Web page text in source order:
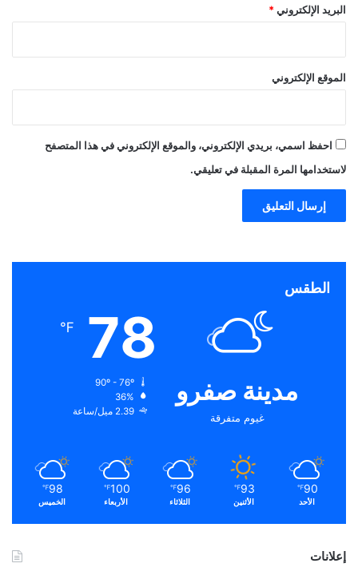
البريد الإلكتروني *
الموقع الإلكتروني
احفظ اسمي، بريدي الإلكتروني، والموقع الإلكتروني في هذا المتصفح
لاستخدامها المرة المقبلة في تعليقي.
الطقس
مدينة صفرو
غيوم متفرقة
78
℉
36%
2.39 ميل/ساعة
90
℉
الأحد
93
℉
الأثنين
96
℉
الثلاثاء
100
℉
الأربعاء
98
℉
الخميس
إعلانات